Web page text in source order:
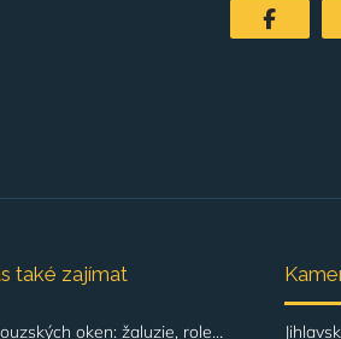
také zajímat
Stínění francouzských oken: žaluzie, rolety, screeny | GATO